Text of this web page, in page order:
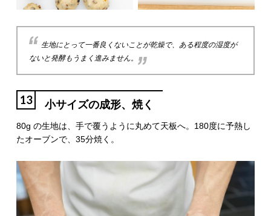
生地にとって一番良くないことが乾燥で、ある程度の湿度が
ないと発酵もうまく進みません。
13 小サイズの成形、焼く
80g の生地は、手で覆うように丸めて天板へ。180度に予熱し
たオーブンで、35分焼く。